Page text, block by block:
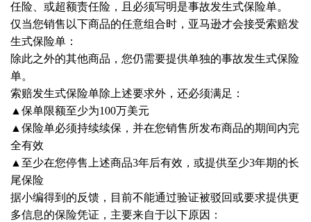
任险、或超额责任险，且必须写明是事故发生式保险单。
仅当您销售以下商品的任意组合时，亚马逊才会接受索赔发
生式保险单：
除此之外的其他商品，您仍需要提供单独的事故发生式保险
单。
索赔发生式保险单除上述要求外，还必须满足：
▲保单限额至少为100万美元
▲保险单必须持续续保，并在您销售所发布商品的期间内完
全有效
▲至少在您停售上述商品3年后有效，或提供至少3年期的长
尾保险
据小编得到的反馈，目前不能通过验证被驳回或要求提供更
多信息的保险凭证，主要来自于以下原因：